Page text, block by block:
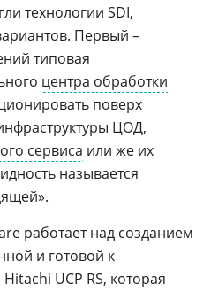
технологии SDI,
Первый –
типовая
центра обработки
поверх
ЦОД,
сервиса или же их
называется
работает над созданием
и готовой к
UCP RS, которая